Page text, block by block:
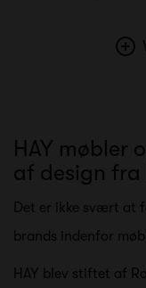
HAY møbler
af design fra
Det er ikke svært at
brands indenfor
HAY blev stiftet af